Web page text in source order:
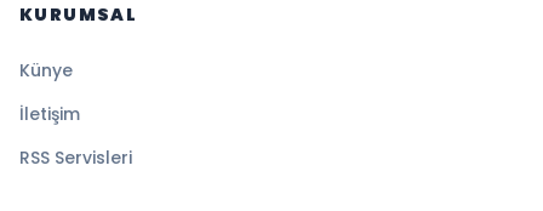
KURUMSAL
Künye
İletişim
RSS Servisleri